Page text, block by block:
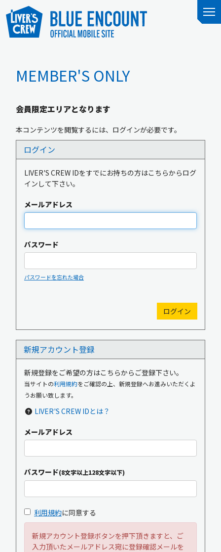
MEMBER'S ONLY
会員限定エリアとなります
本コンテンツを閲覧するには、ログインが必要です。
ログイン
LIVER'S CREW IDをすでにお持ちの方はこちらからログ
インして下さい。
メールアドレス
パスワード
パスワードを忘れた場合
新規アカウント登録
新規登録をご希望の方はこちらからご登録下さい。
当サイトの利用規約をご確認の上、新規登録へお進みいただくよ
うお願い致します。
LIVER'S CREW IDとは？
メールアドレス
パスワード(8文字以上128文字以下)
利用規約に同意する
新規アカウント登録ボタンを押下頂きますと、ご
入力頂いたメールアドレス宛に登録確認メールを